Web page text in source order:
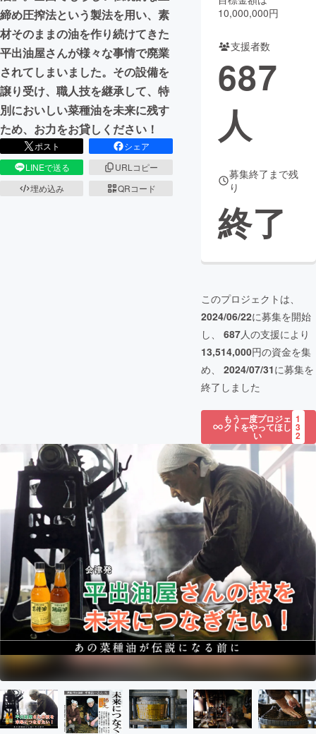
締め圧搾法という製法を用い、素
材そのままの油を作り続けてきた
平出油屋さんが様々な事情で廃業
されてしまいました。その設備を
譲り受け、職人技を継承して、特
別においしい菜種油を未来に残す
ため、お力をお貸しください！
ポスト
シェア
LINEで送る
URLコピー
埋め込み
QRコード
10,000,000円
支援者数
687
人
募集終了まで残
り
終了
このプロジェクトは、
2024/06/22に募集を開始
し、 687人の支援により
13,514,000円の資金を集
め、 2024/07/31に募集を
終了しました
もう一度プロジェ
クトをやってほし
い
1
3
2